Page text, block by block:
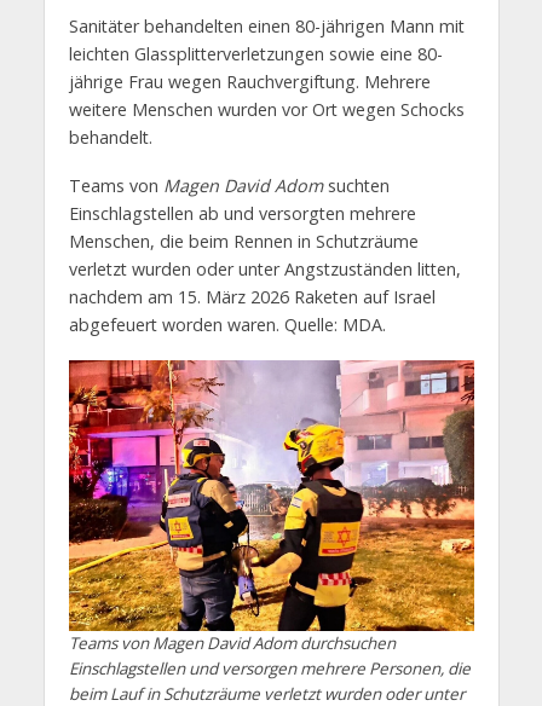
Sanitäter behandelten einen 80-jährigen Mann mit
leichten Glassplitterverletzungen sowie eine 80-
jährige Frau wegen Rauchvergiftung. Mehrere
weitere Menschen wurden vor Ort wegen Schocks
behandelt.
Teams von Magen David Adomsuchten
Einschlagstellen ab und versorgten mehrere
Menschen, die beim Rennen in Schutzräume
verletzt wurden oder unter Angstzuständen litten,
nachdem am 15. März 2026 Raketen auf Israel
abgefeuert worden waren. Quelle: MDA.
Teams von Magen David Adom durchsuchen
Einschlagstellen und versorgen mehrere Personen, die
beim Lauf in Schutzräume verletzt wurden oder unter